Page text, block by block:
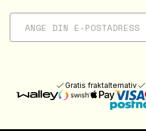
Gratis fraktalternativ